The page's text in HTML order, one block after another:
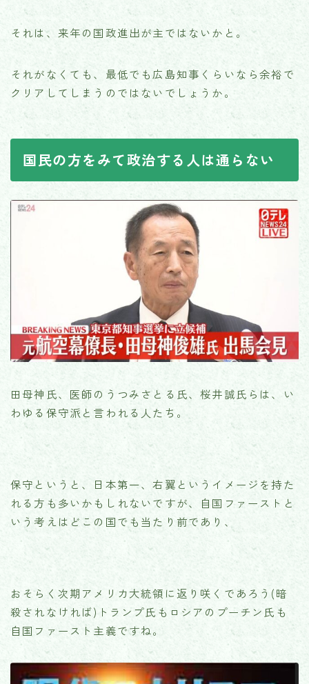
それは、来年の国政進出が主ではないかと。
それがなくても、最低でも広島知事くらいなら余裕で
クリアしてしまうのではないでしょうか。
国民の方をみて政治する人は通らない
田母神氏、医師のうつみさとる氏、桜井誠氏らは、い
わゆる保守派と言われる人たち。
保守というと、日本第一、右翼というイメージを持た
れる方も多いかもしれないですが、自国ファーストと
いう考えはどこの国でも当たり前であり、
おそらく次期アメリカ大統領に返り咲くであろう(暗
殺されなければ)トランプ氏もロシアのプーチン氏も
自国ファースト主義ですね。